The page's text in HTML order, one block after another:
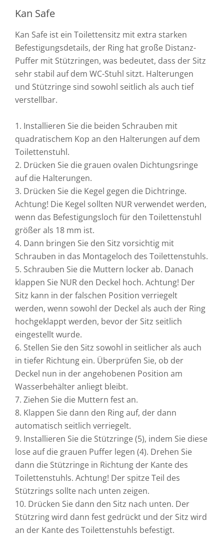
Kan Safe
Kan Safe ist ein Toilettensitz mit extra starken
Befestigungsdetails, der Ring hat große Distanz-
Puffer mit Stützringen, was bedeutet, dass der Sitz
sehr stabil auf dem WC-Stuhl sitzt. Halterungen
und Stützringe sind sowohl seitlich als auch tief
verstellbar.
1. Installieren Sie die beiden Schrauben mit
quadratischem Kop an den Halterungen auf dem
Toilettenstuhl.
2. Drücken Sie die grauen ovalen Dichtungsringe
auf die Halterungen.
3. Drücken Sie die Kegel gegen die Dichtringe.
Achtung! Die Kegel sollten NUR verwendet werden,
wenn das Befestigungsloch für den Toilettenstuhl
größer als 18 mm ist.
4. Dann bringen Sie den Sitz vorsichtig mit
Schrauben in das Montageloch des Toilettenstuhls.
5. Schrauben Sie die Muttern locker ab. Danach
klappen Sie NUR den Deckel hoch. Achtung! Der
Sitz kann in der falschen Position verriegelt
werden, wenn sowohl der Deckel als auch der Ring
hochgeklappt werden, bevor der Sitz seitlich
eingestellt wurde.
6. Stellen Sie den Sitz sowohl in seitlicher als auch
in tiefer Richtung ein. Überprüfen Sie, ob der
Deckel nun in der angehobenen Position am
Wasserbehälter anliegt bleibt.
7. Ziehen Sie die Muttern fest an.
8. Klappen Sie dann den Ring auf, der dann
automatisch seitlich verriegelt.
9. Installieren Sie die Stützringe (5), indem Sie diese
lose auf die grauen Puffer legen (4). Drehen Sie
dann die Stützringe in Richtung der Kante des
Toilettenstuhls. Achtung! Der spitze Teil des
Stützrings sollte nach unten zeigen.
10. Drücken Sie dann den Sitz nach unten. Der
Stützring wird dann fest gedrückt und der Sitz wird
an der Kante des Toilettenstuhls befestigt.